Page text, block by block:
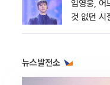
임영웅,
것 없던 시
뉴스발전소